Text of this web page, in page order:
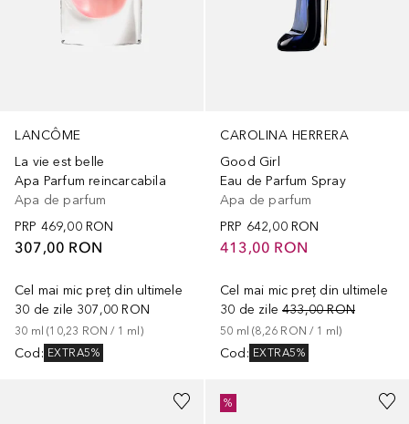
LANCÔME
La vie est belle
Apa Parfum reincarcabila
Apa de parfum
PRP 469,00 RON
307,00 RON
Cel mai mic preț din ultimele
30 de zile 307,00 RON
30 ml (10,23 RON / 1 ml)
Cod : EXTRA5%
CAROLINA HERRERA
Good Girl
Eau de Parfum Spray
Apa de parfum
PRP 642,00 RON
413,00 RON
Cel mai mic preț din ultimele
30 de zile 433,00 RON
50 ml (8,26 RON / 1 ml)
Cod : EXTRA5%
%